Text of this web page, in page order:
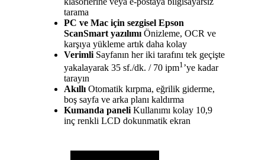
tarama
PC ve Mac için sezgisel Epson
ScanSmart yazılımı Önizleme, OCR ve
karşıya yükleme artık daha kolay
Verimli Sayfanın her iki tarafını tek geçişte
yakalayarak 35 sf./dk. / 70 ipm1 ’ye kadar
tarayın
Akıllı Otomatik kırpma, eğrilik giderme,
boş sayfa ve arka planı kaldırma
Kumanda paneli Kullanımı kolay 10,9
inç renkli LCD dokunmatik ekran